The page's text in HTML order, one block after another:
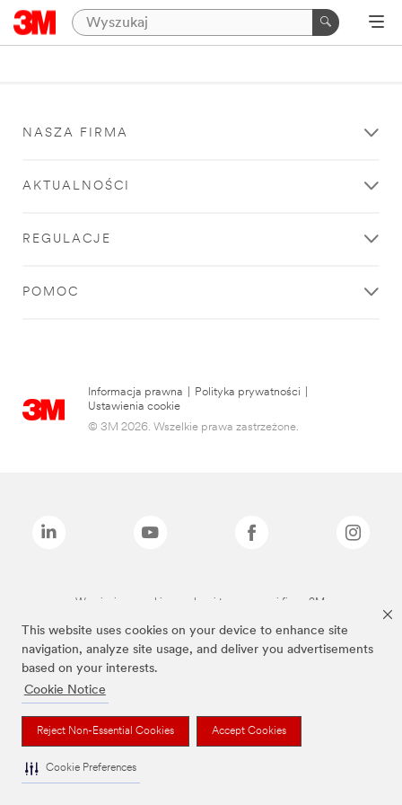
This website uses cookies on your device to enhance site
navigation, analyze site usage, and deliver you advertisements
based on your interests.
Cookie Notice
Reject Non-Essential Cookies Accept Cookies
Cookie Preferences
NASZA FIRMA
AKTUALNOŚCI
REGULACJE
POMOC
Informacja prawna Polityka prywatności
Ustawienia cookie
© 3M 2026. Wszelkie prawa zastrzeżone.
Wymienione marki są znakami towarowymi firmy 3M.